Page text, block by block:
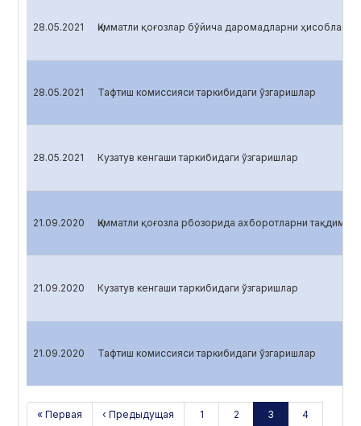
28.05.2021 Қимматли қоғозлар бўйича даромадларни ҳисоблаш
28.05.2021 Тафтиш комиссияси таркибидаги ўзгаришлар
28.05.2021 Кузатув кенгаши таркибидаги ўзгаришлар
21.09.2020 Қимматли қоғозла рбозорида ахборотларни тақдим
21.09.2020 Кузатув кенгаши таркибидаги ўзгаришлар
21.09.2020 Тафтиш комиссияси таркибидаги ўзгаришлар
« Первая ‹ Предыдущая 1 2 3 4